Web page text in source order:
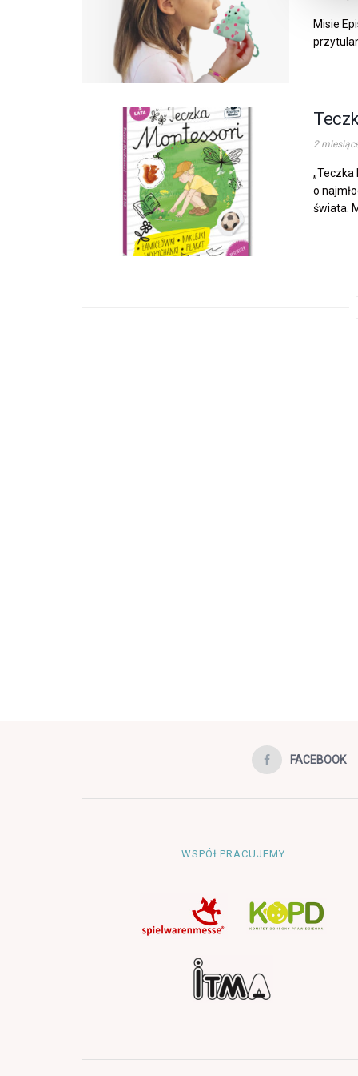
Misie
2
o
świata.
FACEBOOK
WSPÓŁPRACUJEMY